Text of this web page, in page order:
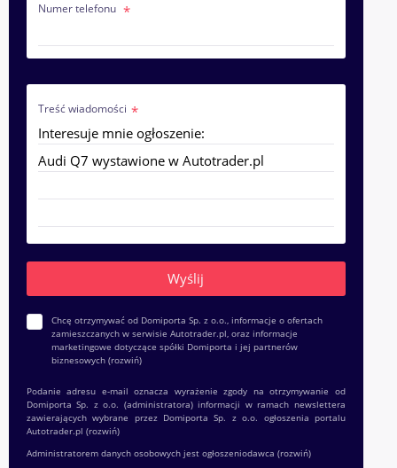
Numer telefonu
Treść wiadomości
Chcę otrzymywać od Domiporta Sp. z o.o., informacje o ofertach
zamieszczanych w serwisie Autotrader.pl, oraz informacje
marketingowe dotyczące spółki Domiporta i jej partnerów
biznesowych (rozwiń)
Podanie adresu e-mail oznacza wyrażenie zgody na otrzymywanie od
Domiporta Sp. z o.o. (administratora) informacji w ramach newslettera
zawierających wybrane przez Domiporta Sp. z o.o. ogłoszenia portalu
Autotrader.pl (rozwiń)
Administratorem danych osobowych jest ogłoszeniodawca (rozwiń)